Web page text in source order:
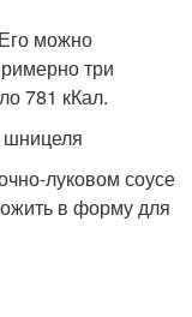
можно
три
781 кКал.
шницеля
луковом соусе
в форму для